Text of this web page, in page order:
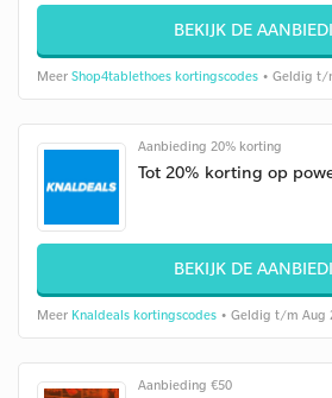
BEKIJK DE
Meer Shop4tablethoes kortingscodes • Geldig t/
Aanbieding 20% korting
Tot 20% korting op
BEKIJK DE
Meer Knaldeals kortingscodes • Geldig t/m Aug
Aanbieding €50